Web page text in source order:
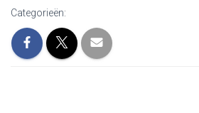
Categorieën: